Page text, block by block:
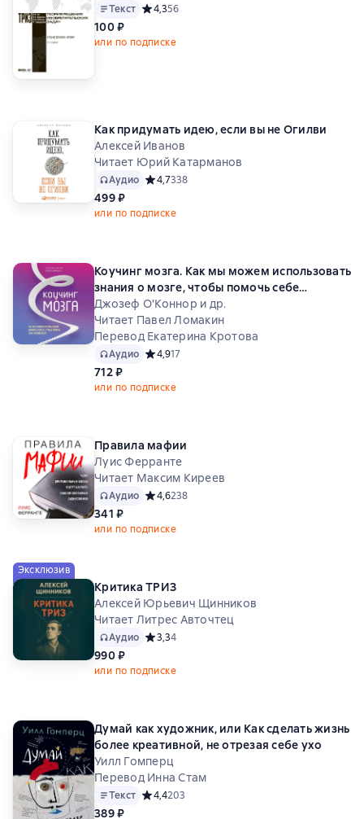
Текст Средний рейтинг 4,3 на основе 56 оценок
4,356
100 ₽
или по подписке
Как придумать идею, если вы не Огилви
Алексей Иванов
Читает Юрий Катарманов
Аудио Средний рейтинг 4,7 на основе 338 оценок
4,7338
499 ₽
или по подписке
Коучинг мозга. Как мы можем использовать
знания о мозге, чтобы помочь себе
развиваться
Джозеф О'Коннор и др.
Читает Павел Ломакин
Перевод Екатерина Кротова
Аудио Средний рейтинг 4,9 на основе 17 оценок
4,917
712 ₽
или по подписке
Правила мафии
Луис Ферранте
Читает Максим Киреев
Аудио Средний рейтинг 4,6 на основе 238 оценок
4,6238
341 ₽
или по подписке
Эксклюзив
Критика ТРИЗ
Алексей Юрьевич Щинников
Читает Литрес Авточтец
Аудио Средний рейтинг 3,3 на основе 4 оценок
3,34
990 ₽
или по подписке
Думай как художник, или Как сделать жизнь
более креативной, не отрезая себе ухо
Уилл Гомперц
Перевод Инна Стам
Текст Средний рейтинг 4,4 на основе 203 оценок
4,4203
389 ₽